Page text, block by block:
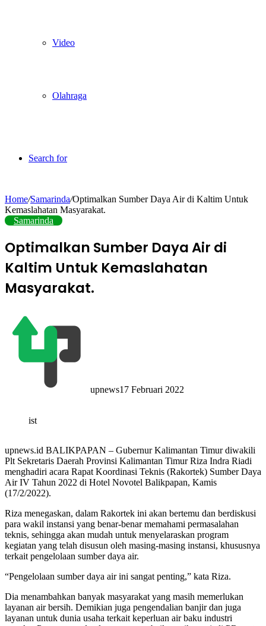
Video
Olahraga
Search for
Home/Samarinda/Optimalkan Sumber Daya Air di Kaltim Untuk
Kemaslahatan Masyarakat.
Samarinda
Optimalkan Sumber Daya Air di
Kaltim Untuk Kemaslahatan
Masyarakat.
upnews17 Februari 2022
ist
upnews.id BALIKPAPAN – Gubernur Kalimantan Timur diwakili
Plt Sekretaris Daerah Provinsi Kalimantan Timur Riza Indra Riadi
menghadiri acara Rapat Koordinasi Teknis (Rakortek) Sumber Daya
Air IV Tahun 2022 di Hotel Novotel Balikpapan, Kamis
(17/2/2022).
Riza menegaskan, dalam Rakortek ini akan bertemu dan berdiskusi
para wakil instansi yang benar-benar memahami permasalahan
teknis, sehingga akan mudah untuk menyelaraskan program
kegiatan yang telah disusun oleh masing-masing instansi, khususnya
terkait pengelolaan sumber daya air.
“Pengelolaan sumber daya air ini sangat penting,” kata Riza.
Dia menambahkan banyak masyarakat yang masih memerlukan
layanan air bersih. Demikian juga pengendalian banjir dan juga
layanan untuk dunia usaha terkait keperluan air baku industri